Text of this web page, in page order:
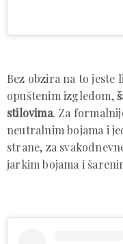
Bez obzira na to
opuštenim izgledom,
stilovima. Za
neutralnim bojama i
strane, za
jarkim bojama i